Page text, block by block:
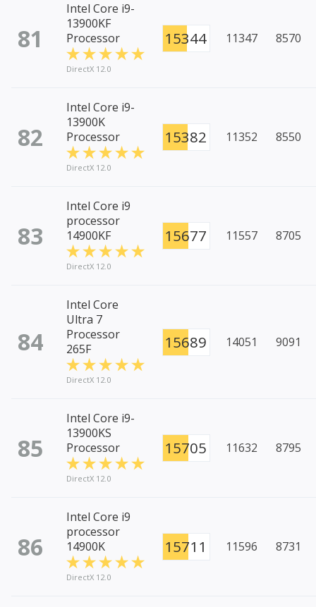
81
Intel Core i9-
13900KF
Processor
DirectX 12.0
15344 11347 8570
82
Intel Core i9-
13900K
Processor
DirectX 12.0
15382 11352 8550
83
Intel Core i9
processor
14900KF
DirectX 12.0
15677 11557 8705
84
Intel Core
Ultra 7
Processor
265F
DirectX 12.0
15689 14051 9091
85
Intel Core i9-
13900KS
Processor
DirectX 12.0
15705 11632 8795
86
Intel Core i9
processor
14900K
DirectX 12.0
15711 11596 8731